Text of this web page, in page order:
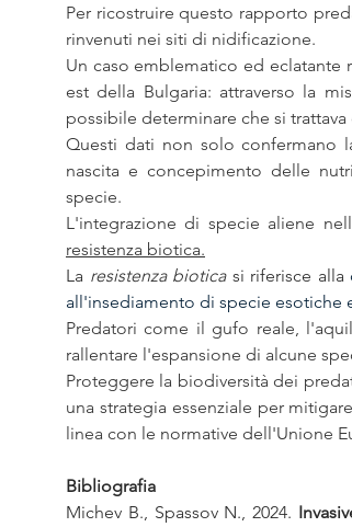
Per ricostruire questo rapporto
rinvenuti nei siti di nidificazione.
Un caso emblematico ed eclatante
est della Bulgaria: attraverso la
possibile determinare che si
Questi dati non solo confermano
nascita e concepimento delle
specie.
resistenza biotica.
La resistenza biotica si riferisce alla
all'insediamento di specie esotiche
Predatori come il gufo reale,
rallentare l'espansione di alcune
Proteggere la biodiversità dei
una strategia essenziale per
linea con le normative dell'Unione
Bibliografia
Michev B., Spassov N., 2024.